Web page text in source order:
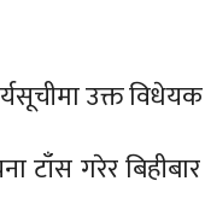
उक्त विधेयक
टाँस गरेर